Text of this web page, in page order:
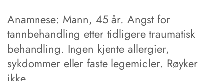
Anamnese: Mann, 45 år. Angst for
tannbehandling etter tidligere traumatisk
behandling. Ingen kjente allergier,
sykdommer eller faste legemidler. Røyker